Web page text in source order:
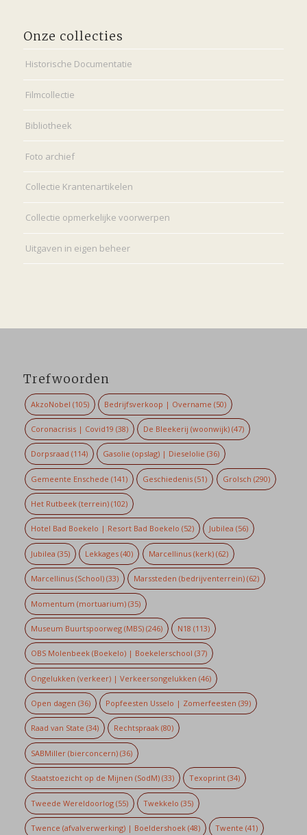
Onze collecties
Historische Documentatie
Filmcollectie
Bibliotheek
Foto archief
Collectie Krantenartikelen
Collectie opmerkelijke voorwerpen
Uitgaven in eigen beheer
Trefwoorden
AkzoNobel (105) Bedrijfsverkoop | Overname (50)
Coronacrisis | Covid19 (38) De Bleekerij (woonwijk) (47)
Dorpsraad (114) Gasolie (opslag) | Dieselolie (36)
Gemeente Enschede (141) Geschiedenis (51) Grolsch (290)
Het Rutbeek (terrein)(102)
Hotel Bad Boekelo | Resort Bad Boekelo (52) Jubilea (56)
Jubilea (35) Lekkages (40) Marcellinus (kerk)(62)
Marcellinus (School)(33) Marssteden (bedrijventerrein) (62)
Momentum (mortuarium)(35)
Museum Buurtspoorweg (MBS)(246) N18 (113)
OBS Molenbeek (Boekelo) | Boekelerschool (37)
Ongelukken (verkeer) | Verkeersongelukken (46)
Open dagen (36) Popfeesten Usselo | Zomerfeesten (39)
Raad van State (34) Rechtspraak (80)
SABMiller (bierconcern)(36)
Staatstoezicht op de Mijnen (SodM)(33) Texoprint (34)
Tweede Wereldoorlog(55) Twekkelo (35)
Twence (afvalverwerking) | Boeldershoek(48) Twente (41)